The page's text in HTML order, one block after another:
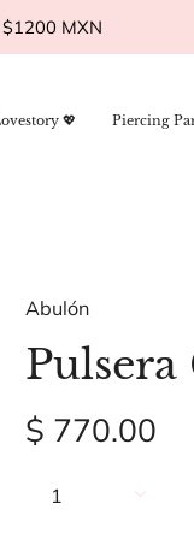
MXN
💖 Piercing
Abulón
$ 770.00
1